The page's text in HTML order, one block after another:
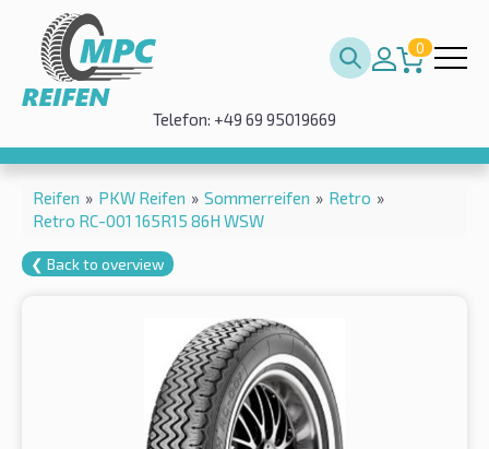
0
Telefon: +49 69 95019669
Reifen » PKW Reifen » Sommerreifen » Retro »
Retro RC-001 165R15 86H WSW
❮ Back to overview